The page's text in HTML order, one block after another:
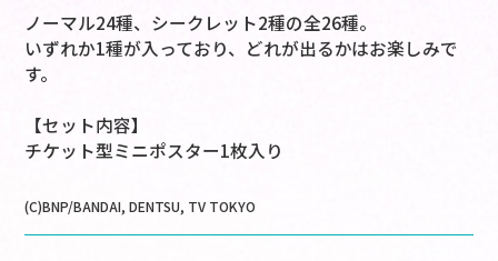
ノーマル24種、シークレット2種の全26種。
いずれか1種が入っており、どれが出るかはお楽しみで
す。
【セット内容】
チケット型ミニポスター1枚入り
(C)BNP/BANDAI, DENTSU, TV TOKYO